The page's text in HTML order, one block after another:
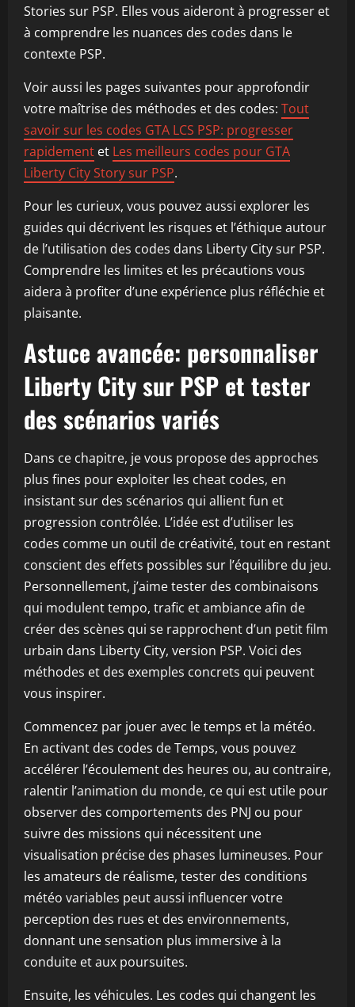
Stories sur PSP. Elles vous aideront à progresser et
à comprendre les nuances des codes dans le
contexte PSP.
Voir aussi les pages suivantes pour approfondir
votre maîtrise des méthodes et des codes: Tout
savoir sur les codes GTA LCS PSP: progresser
rapidement et Les meilleurs codes pour GTA
Liberty City Story sur PSP.
Pour les curieux, vous pouvez aussi explorer les
guides qui décrivent les risques et l’éthique autour
de l’utilisation des codes dans Liberty City sur PSP.
Comprendre les limites et les précautions vous
aidera à profiter d’une expérience plus réfléchie et
plaisante.
Astuce avancée: personnaliser
Liberty City sur PSP et tester
des scénarios variés
Dans ce chapitre, je vous propose des approches
plus fines pour exploiter les cheat codes, en
insistant sur des scénarios qui allient fun et
progression contrôlée. L’idée est d’utiliser les
codes comme un outil de créativité, tout en restant
conscient des effets possibles sur l’équilibre du jeu.
Personnellement, j’aime tester des combinaisons
qui modulent tempo, trafic et ambiance afin de
créer des scènes qui se rapprochent d’un petit film
urbain dans Liberty City, version PSP. Voici des
méthodes et des exemples concrets qui peuvent
vous inspirer.
Commencez par jouer avec le temps et la météo.
En activant des codes de Temps, vous pouvez
accélérer l’écoulement des heures ou, au contraire,
ralentir l’animation du monde, ce qui est utile pour
observer des comportements des PNJ ou pour
suivre des missions qui nécessitent une
visualisation précise des phases lumineuses. Pour
les amateurs de réalisme, tester des conditions
météo variables peut aussi influencer votre
perception des rues et des environnements,
donnant une sensation plus immersive à la
conduite et aux poursuites.
Ensuite, les véhicules. Les codes qui changent les